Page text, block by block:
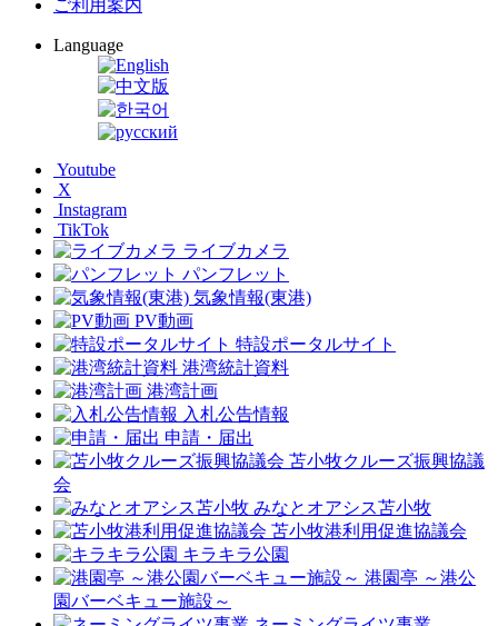
ご利用案内
Language
Youtube
X
Instagram
TikTok
ライブカメラ
パンフレット
気象情報(東港)
PV動画
特設ポータルサイト
港湾統計資料
港湾計画
入札公告情報
申請・届出
苫小牧クルーズ振興協議
会
みなとオアシス苫小牧
苫小牧港利用促進協議会
キラキラ公園
港園亭 ～港公
園バーベキュー施設～